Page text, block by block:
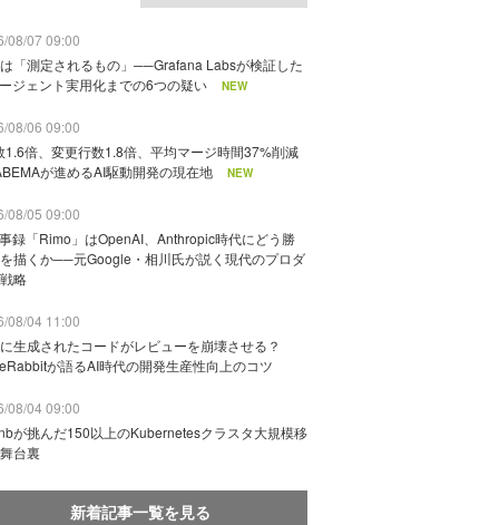
08/07 09:00
「測定されるもの」──Grafana Labsが検証した
ジェント実用化までの6つの疑い
NEW
08/06 09:00
1.6倍、変更行数1.8倍、平均マージ時間37%削減
が進めるAI駆動開発の現在地
NEW
08/05 09:00
録「Rimo」はOpenAI、Anthropic時代にどう勝
描くか──元Google・相川氏が説く現代のプロダ
略
08/04 11:00
生成されたコードがレビューを崩壊させる？
が語るAI時代の開発生産性向上のコツ
08/04 09:00
が挑んだ150以上のKubernetesクラスタ大規模移
台裏
新着記事一覧を見る